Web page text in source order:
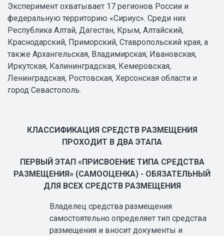
Эксперимент охватывает 17 регионов России и
федеральную территорию «Сириус». Среди них
Республика Алтай, Дагестан, Крым, Алтайский,
Краснодарский, Приморский, Ставропольский края, а
также Архангельская, Владимирская, Ивановская,
Иркутская, Калининградская, Кемеровская,
Ленинградская, Ростовская, Херсонская области и
город Севастополь.
КЛАССИФИКАЦИЯ СРЕДСТВ РАЗМЕЩЕНИЯ
ПРОХОДИТ В ДВА ЭТАПА
ПЕРВЫЙ ЭТАП «ПРИСВОЕНИЕ ТИПА СРЕДСТВА
РАЗМЕЩЕНИЯ» (САМООЦЕНКА) - ОБЯЗАТЕЛЬНЫЙ
ДЛЯ ВСЕХ СРЕДСТВ РАЗМЕЩЕНИЯ
Владелец средства размещения
самостоятельно определяет тип средства
размещения и вносит документы и